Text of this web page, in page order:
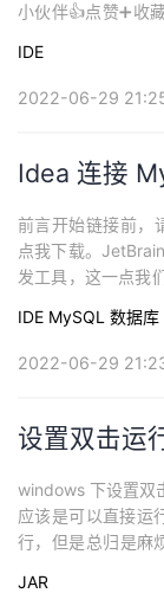
小伙伴👍点赞➕收
“！”键Ctrl+E最近
文件Ctrl+[...
IDE
2022-06-29
Idea 连接
前言开始链接前，
点我下载。
发工具，这一点我
后台资源会更多，
演示 5.7 版本的安
IDE MySQL 数据库
2022-06-29
设置双击运
windows 下设置双
应该是可以直接运
行，但是总归是麻
功，cmd 执行指令
JAR